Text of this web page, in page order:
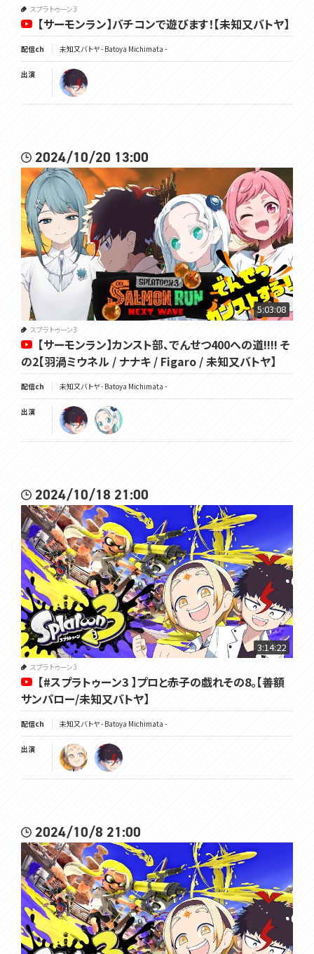
スプラトゥーン3
【サーモンラン】バチコンで遊びます！【未知又バトヤ】
配信ch 未知又バトヤ - Batoya Michimata -
出演
2024/10/20 13:00
5:03:08
スプラトゥーン3
【サーモンラン】カンスト部、でんせつ400への道!!!! そ
の2【羽渦ミウネル / ナナキ / Figaro / 未知又バトヤ】
配信ch 未知又バトヤ - Batoya Michimata -
出演
2024/10/18 21:00
3:14:22
スプラトゥーン3
【#スプラトゥーン3 】プロと赤子の戯れその8。【善額
サンパロー/未知又バトヤ】
配信ch 未知又バトヤ - Batoya Michimata -
出演
2024/10/8 21:00